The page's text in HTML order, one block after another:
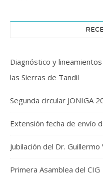
Diagnóstico y
las Sierras de Tandil
Segunda circular JONIGA
Extensión fecha de envío
Jubilación del Dr. Guillermo
Primera Asamblea del CIG